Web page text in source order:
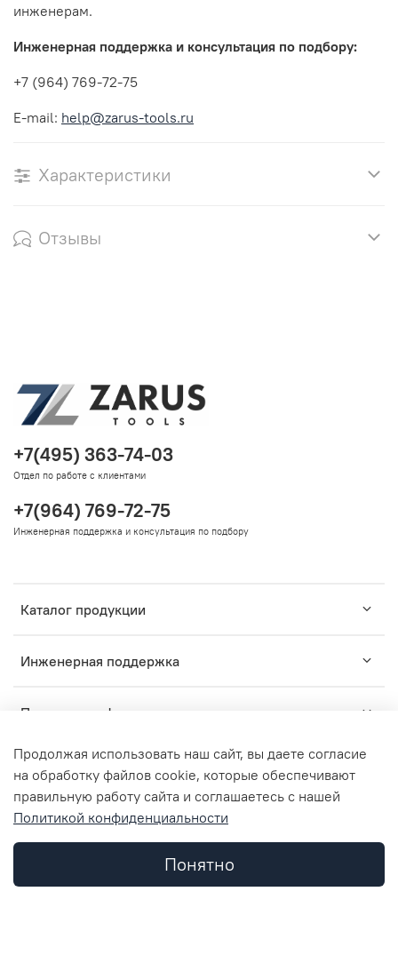
инженерам.
Инженерная поддержка и консультация по подбору:
+7 (964) 769-72-75
E-mail: help@zarus-tools.ru
Характеристики
Отзывы
Каталог продукции
Инженерная поддержка
Помощь и информация
+7(495) 363-74-03
Отдел по работе с клиентами
+7(964) 769-72-75
Инженерная поддержка и консультация по подбору
2015-2024ZARUS TM- комплексные решения для
ООО "ЗАРУС Инжиниринг", ОГРН 1157746836312, ИНН
7734362952, КПП 773401001
Продолжая использовать наш сайт, вы даете согласие
на обработку файлов cookie, которые обеспечивают
правильную работу сайта и соглашаетесь с нашей
Политикой конфиденциальности
Понятно